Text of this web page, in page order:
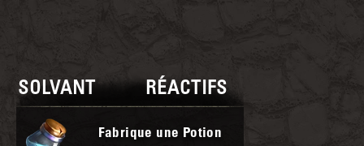
SOLVANT RÉACTIFS
Fabrique une Potion